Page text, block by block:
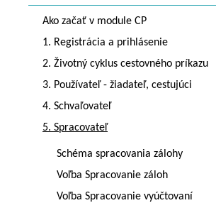
Ako začať v module CP
1. Registrácia a prihlásenie
2. Životný cyklus cestovného príkazu
3. Používateľ - žiadateľ, cestujúci
4. Schvaľovateľ
5. Spracovateľ
Schéma spracovania zálohy
Voľba Spracovanie záloh
Voľba Spracovanie vyúčtovaní